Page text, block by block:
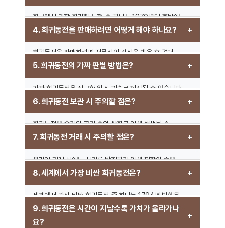
가질 수 있습니다. 또한, 수집가들 사이에서의 수요와 공급이
가격에 큰 영향을 미칩니다.
한국에서 가장 희귀한 동전 중 하나는 1970년대 후반에
발행된 10원 동전입니다. 또한 1998년 일부 500원 동전은
높은 가치를 지니고 있습니다.
4. 희귀동전을 판매하려면 어떻게 해야 하나요?
희귀동전을 판매하려면 전문적인 감정을 받은 후 경매
사이트, 동전 수집가 커뮤니티 또는 온라인 마켓플레이스를
판매할 수도 있습니다.
5. 희귀동전의 가짜 판별 방법은?
가짜 희귀동전은 정교한 위조 기술로 제작될 수 있습니다.
진품 여부를 확인하려면 동전의 무게, 재질, 엣지 디테일을
방법입니다.
6. 희귀동전 보관 시 주의할 점은?
희귀동전은 습기와 공기 중의 산화로 인해 변색될 수
있으므로, 공기 차단이 가능한 플라스틱 케이스에 보관하는
착용하는 것이 권장됩니다.
7. 희귀동전 거래 시 주의할 점은?
온라인 거래 시에는 사기를 방지하기 위해 평판이 좋은
판매자와 거래하는 것이 중요합니다. 또한, 거래 전 반드시
안전합니다.
8. 세계에서 가장 비싼 희귀동전은?
세계에서 가장 비싼 희귀동전 중 하나는 1794년 발행된
플로우잉 헤어 달러(Flowing Hair Dollar)입니다. 이 동전은
희소성이 매우 높아 수백만 달러에 거래된 바 있습니다.
9. 희귀동전은 시간이 지날수록 가치가 올라가나
요?